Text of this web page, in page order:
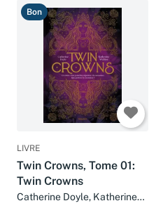
Bon
LIVRE
Twin Crowns, Tome 01:
Twin Crowns
Catherine Doyle, Katherine